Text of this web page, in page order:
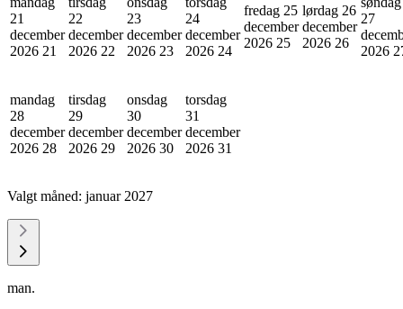
21
december
2026 21
22
december
2026 22
23
december
2026 23
24
december
2026 24
fredag 25
december
2026 25
lørdag 26
december
2026 26
27
2026
mandag
28
december
2026 28
tirsdag
29
december
2026 29
onsdag
30
december
2026 30
torsdag
31
december
2026 31
Valgt måned: januar 2027
man.